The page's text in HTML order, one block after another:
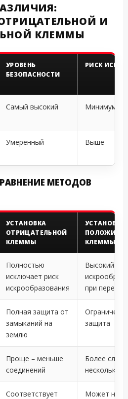
И
КЛЕММЫ
УРОВЕНЬ
БЕЗОПАСНОСТИ
РИСК ИСКРЫ
Самый высокий Минимум
Умеренный Выше
МЕТОДОВ
УСТАНОВКА
ОТРИЦАТЕЛЬНОЙ
КЛЕММЫ
УСТАНОВКА
КЛЕММЫ
Полностью
исключает риск
искрообразования
Высокий
при
Полная защита от
замыканий на
землю
защита
Проще – меньше
соединений
Более
несколько
Соответствует
Может не